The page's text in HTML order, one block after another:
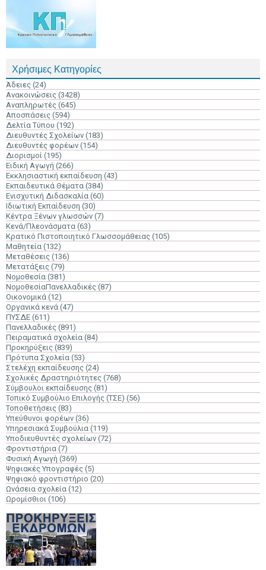
Χρήσιμες Κατηγορίες
Άδειες (24)
Ανακοινώσεις (3428)
Αναπληρωτές (645)
Αποσπάσεις (594)
Δελτία Τύπου (192)
Διευθυντές Σχολείων (183)
Διευθυντές φορέων (154)
Διορισμοί (195)
Ειδική Αγωγή (266)
Εκκλησιαστική εκπαίδευση (43)
Εκπαιδευτικά Θέματα (384)
Ενισχυτική Διδασκαλία (60)
Ιδιωτική Εκπαίδευση (30)
Κέντρα Ξένων γλωσσών (7)
Κενά/Πλεονάσματα (63)
Κρατικό Πιστοποιητικό Γλωσσομάθειας (105)
Μαθητεία (132)
Μεταθέσεις (136)
Μετατάξεις (79)
Νομοθεσία (381)
ΝομοθεσίαΠανελλαδικές (87)
Οικονομικά (12)
Οργανικά κενά (47)
ΠΥΣΔΕ (611)
Πανελλαδικές (891)
Πειραματικά σχολεία (84)
Προκηρύξεις (839)
Πρότυπα Σχολεία (53)
Στελέχη εκπαίδευσης (24)
Σχολικές Δραστηριότητες (768)
Σύμβουλοι εκπαίδευσης (81)
Τοπικό Συμβούλιο Επιλογής (ΤΣΕ) (56)
Τοποθετήσεις (83)
Υπεύθυνοι φορέων (36)
Υπηρεσιακά Συμβούλια (119)
Υποδιευθυντές σχολείων (72)
Φροντιστήρια (7)
Φυσική Αγωγή (369)
Ψηφιακές Υπογραφές (5)
Ψηφιακό φροντιστήριο (20)
Ωνάσεια σχολεία (12)
Ωρομίσθιοι (106)